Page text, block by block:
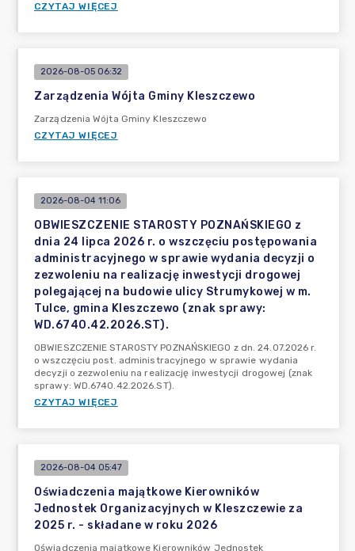
CZYTAJ WIĘCEJ
2026-08-05 06:32
Zarządzenia Wójta Gminy Kleszczewo
Zarządzenia Wójta Gminy Kleszczewo
CZYTAJ WIĘCEJ
2026-08-04 11:06
OBWIESZCZENIE STAROSTY POZNAŃSKIEGO z
dnia 24 lipca 2026 r. o wszczęciu postępowania
administracyjnego w sprawie wydania decyzji o
zezwoleniu na realizację inwestycji drogowej
polegającej na budowie ulicy Strumykowej w m.
Tulce, gmina Kleszczewo (znak sprawy:
WD.6740.42.2026.ST).
OBWIESZCZENIE STAROSTY POZNAŃSKIEGO z dn. 24.07.2026 r.
o wszczęciu post. administracyjnego w sprawie wydania
decyzji o zezwoleniu na realizację inwestycji drogowej (znak
sprawy: WD.6740.42.2026.ST).
CZYTAJ WIĘCEJ
2026-08-04 05:47
Oświadczenia majątkowe Kierowników
Jednostek Organizacyjnych w Kleszczewie za
2025 r. - składane w roku 2026
Oświadczenia majątkowe Kierowników Jednostek